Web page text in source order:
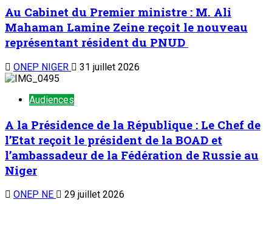
Au Cabinet du Premier ministre : M. Ali
Mahaman Lamine Zeine reçoit le nouveau
représentant résident du PNUD
ONEP NIGER 31 juillet 2026
Audiences
A la Présidence de la République : Le Chef de
l’Etat reçoit le président de la BOAD et
l’ambassadeur de la Fédération de Russie au
Niger
ONEP NE 29 juillet 2026